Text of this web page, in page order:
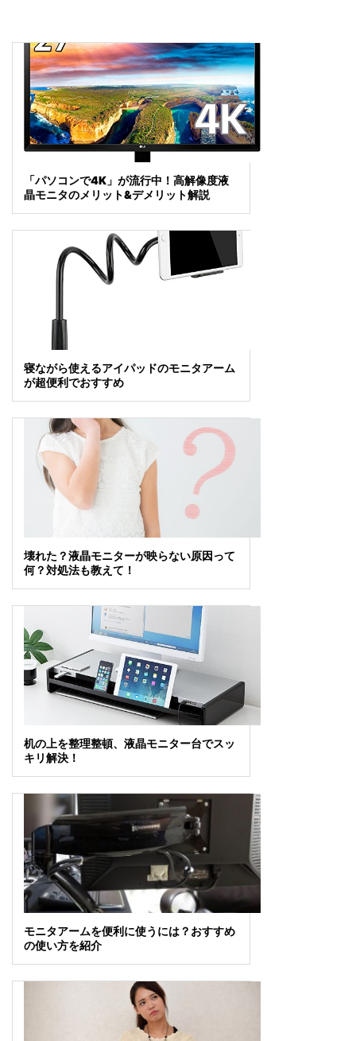
「パソコンで4K」が流行中！高解像度液
晶モニタのメリット&デメリット解説
寝ながら使えるアイパッドのモニタアーム
が超便利でおすすめ
壊れた？液晶モニターが映らない原因って
何？対処法も教えて！
机の上を整理整頓、液晶モニター台でスッ
キリ解決！
モニタアームを便利に使うには？おすすめ
の使い方を紹介